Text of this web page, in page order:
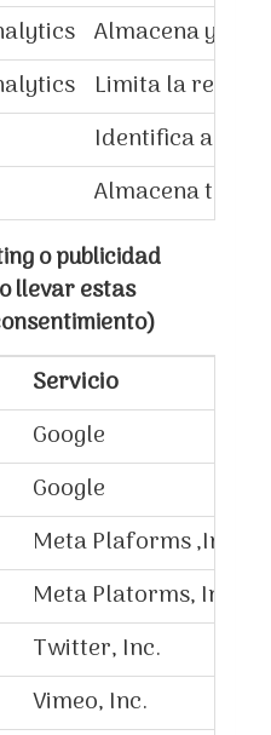
Almacena y
Limita la
Identifica al
Almacena
o publicidad
llevar estas
Servicio
Google
Google
Meta Plaforms ,Inc.
Meta Platorms, Inc.
Twitter, Inc.
Vimeo, Inc.